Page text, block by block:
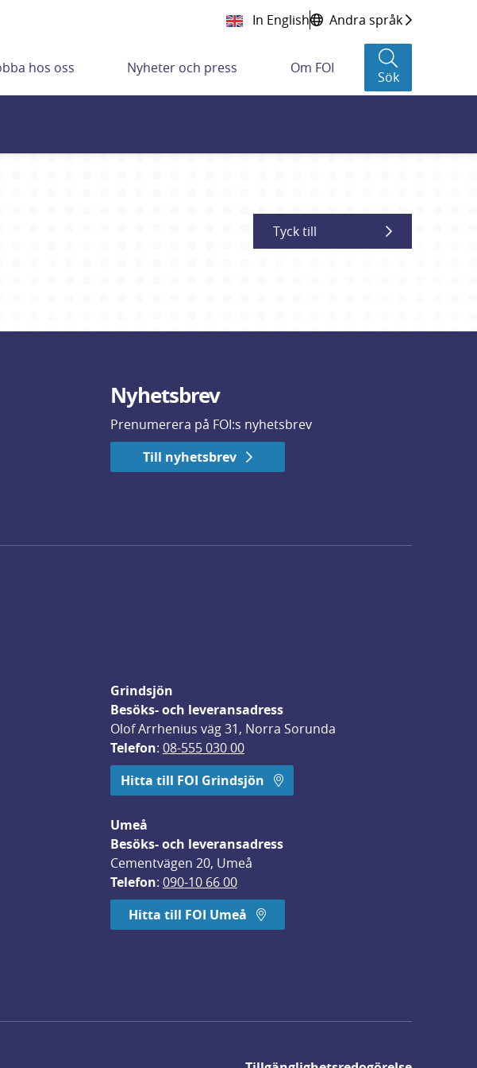
In English Andra språk
hos oss Nyheter och press Om FOI
Sök
Tyck till
Nyhetsbrev
Prenumerera på FOI:s nyhetsbrev
Till nyhetsbrev
Grindsjön
Besöks- och leveransadress
Olof Arrhenius väg 31, Norra Sorunda
Telefon: 08-555 030 00
Hitta till FOI Grindsjön
Umeå
Besöks- och leveransadress
Cementvägen 20, Umeå
Telefon: 090-10 66 00
Hitta till FOI Umeå